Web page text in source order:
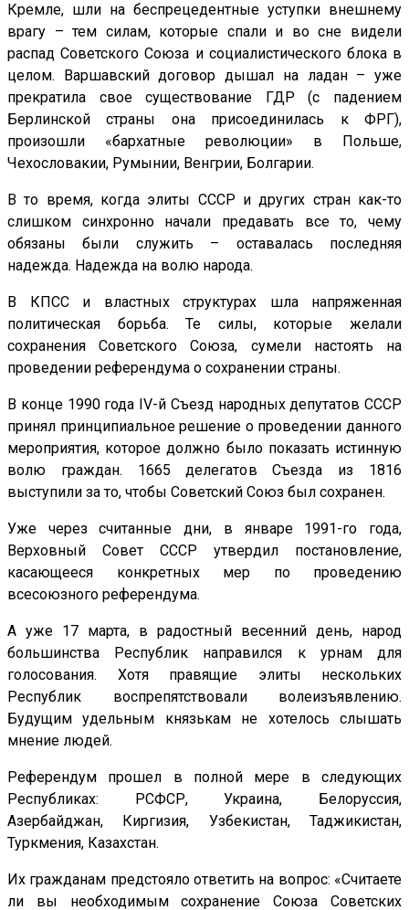
Кремле, шли на беспрецедентные уступки внешнему
врагу – тем силам, которые спали и во сне видели
распад Советского Союза и социалистического блока в
целом. Варшавский договор дышал на ладан – уже
прекратила свое существование ГДР (с падением
Берлинской страны она присоединилась к ФРГ),
произошли «бархатные революции» в Польше,
Чехословакии, Румынии, Венгрии, Болгарии.
В то время, когда элиты СССР и других стран как-то
слишком синхронно начали предавать все то, чему
обязаны были служить – оставалась последняя
надежда. Надежда на волю народа.
В КПСС и властных структурах шла напряженная
политическая борьба. Те силы, которые желали
сохранения Советского Союза, сумели настоять на
проведении референдума о сохранении страны.
В конце 1990 года IV-й Съезд народных депутатов СССР
принял принципиальное решение о проведении данного
мероприятия, которое должно было показать истинную
волю граждан. 1665 делегатов Съезда из 1816
выступили за то, чтобы Советский Союз был сохранен.
Уже через считанные дни, в январе 1991-го года,
Верховный Совет СССР утвердил постановление,
касающееся конкретных мер по проведению
всесоюзного референдума.
А уже 17 марта, в радостный весенний день, народ
большинства Республик направился к урнам для
голосования. Хотя правящие элиты нескольких
Республик воспрепятствовали волеизъявлению.
Будущим удельным князькам не хотелось слышать
мнение людей.
Референдум прошел в полной мере в следующих
Республиках: РСФСР, Украина, Белоруссия,
Азербайджан, Киргизия, Узбекистан, Таджикистан,
Туркмения, Казахстан.
Их гражданам предстояло ответить на вопрос: «Считаете
ли вы необходимым сохранение Союза Советских